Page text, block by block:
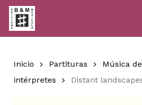
Skip
main
content
Inicio Partituras Música
intérpretes
Distant